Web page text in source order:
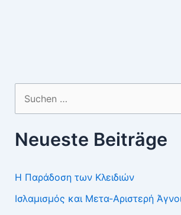
nach:
Neueste Beiträge
Η Παράδοση των Κλειδιών
Ισλαμισμός και Μετα-Αριστερή